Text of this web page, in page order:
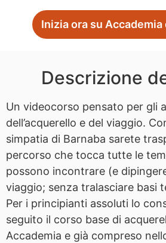
Inizia ora su
Descrizione
Un videocorso pensato per gli
dell’acquerello e del viaggio.
simpatia di Barnaba sarete
percorso che tocca tutte le
possono incontrare (e
viaggio; senza tralasciare basi
Per i principianti assoluti lo
seguito il corso base di
Accademia e già compreso